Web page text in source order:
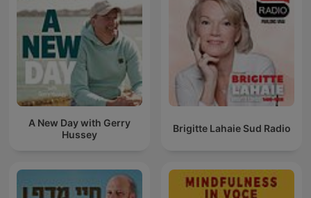
A New Day with Gerry
Hussey
Brigitte Lahaie Sud Radio